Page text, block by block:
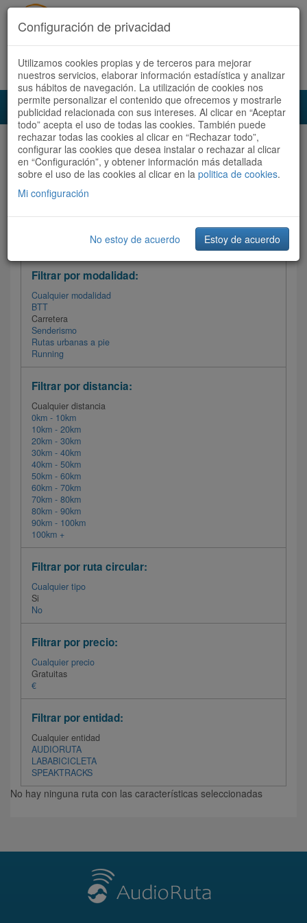
Acceder Registrate ahora Español | Català
Audioruta Todas las rutas
Todas las rutas Ordenar por:Más recientes
Filtrar las rutas
Filtrar por modalidad:
Cualquier modalidad
BTT
Carretera
Senderismo
Rutas urbanas a pie
Running
Filtrar por distancia:
Cualquier distancia
0km - 10km
10km - 20km
20km - 30km
30km - 40km
40km - 50km
50km - 60km
60km - 70km
70km - 80km
80km - 90km
90km - 100km
100km +
Filtrar por ruta circular:
Cualquier tipo
Si
No
Filtrar por precio:
Cualquier precio
Gratuitas
€
Filtrar por entidad:
Cualquier entidad
AUDIORUTA
LABABICICLETA
SPEAKTRACKS
No hay ninguna ruta con las características seleccionadas
Configuración de privacidad
Utilizamos cookies propias y de terceros para mejorar
nuestros servicios, elaborar información estadística y analizar
sus hábitos de navegación. La utilización de cookies nos
permite personalizar el contenido que ofrecemos y mostrarle
publicidad relacionada con sus intereses. Al clicar en “Aceptar
todo” acepta el uso de todas las cookies. También puede
rechazar todas las cookies al clicar en “Rechazar todo”,
configurar las cookies que desea instalar o rechazar al clicar
en “Configuración”, y obtener información más detallada
sobre el uso de las cookies al clicar en la politica de cookies.
Mi configuración
No estoy de acuerdo Estoy de acuerdo